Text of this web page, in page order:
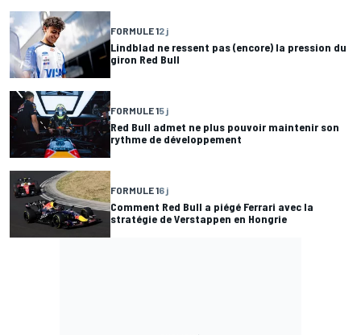
FORMULE 12 j
Lindblad ne ressent pas (encore) la pression du
giron Red Bull
FORMULE 15 j
Red Bull admet ne plus pouvoir maintenir son
rythme de développement
FORMULE 16 j
Comment Red Bull a piégé Ferrari avec la
stratégie de Verstappen en Hongrie